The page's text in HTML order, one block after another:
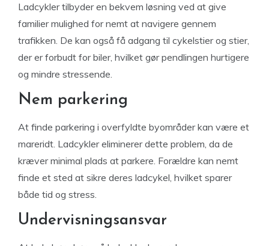
Ladcykler tilbyder en bekvem løsning ved at give
familier mulighed for nemt at navigere gennem
trafikken. De kan også få adgang til cykelstier og stier,
der er forbudt for biler, hvilket gør pendlingen hurtigere
og mindre stressende.
Nem parkering
At finde parkering i overfyldte byområder kan være et
mareridt. Ladcykler eliminerer dette problem, da de
kræver minimal plads at parkere. Forældre kan nemt
finde et sted at sikre deres ladcykel, hvilket sparer
både tid og stress.
Undervisningsansvar